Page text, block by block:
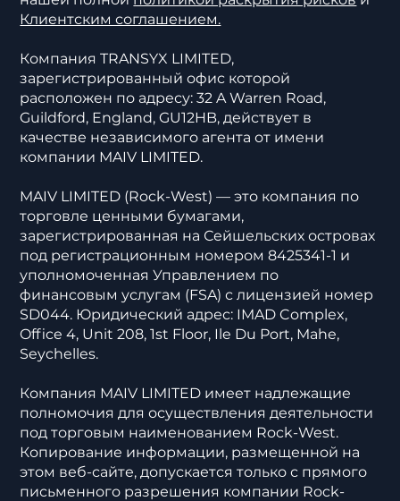
Клиентским соглашением.
Компания TRANSYX LIMITED,
зарегистрированный офис которой
расположен по адресу: 32 A Warren Road,
Guildford, England, GU12HB, действует в
качестве независимого агента от имени
компании MAIV LIMITED.
MAIV LIMITED (Rock-West) — это компания по
торговле ценными бумагами,
зарегистрированная на Сейшельских островах
под регистрационным номером 8425341-1 и
уполномоченная Управлением по
финансовым услугам (FSA) с лицензией номер
SD044. Юридический адрес: IMAD Complex,
Office 4, Unit 208, 1st Floor, Ile Du Port, Mahe,
Seychelles.
Компания MAIV LIMITED имеет надлежащие
полномочия для осуществления деятельности
под торговым наименованием Rock-West.
Копирование информации, размещенной на
этом веб-сайте, допускается только с прямого
письменного разрешения компании Rock-